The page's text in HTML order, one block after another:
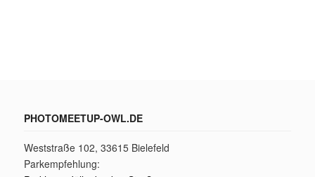
PHOTOMEETUP-OWL.DE
Weststraße 102, 33615 Bielefeld
Parkempfehlung: